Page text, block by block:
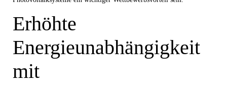
Erhöhte
Energieunabhängigkeit
mit